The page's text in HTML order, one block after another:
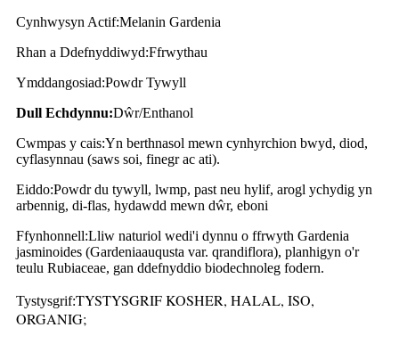
Cynhwysyn Actif:Melanin Gardenia
Rhan a Ddefnyddiwyd:Ffrwythau
Ymddangosiad:Powdr Tywyll
Dull Echdynnu:Dŵr/Enthanol
Cwmpas y cais:Yn berthnasol mewn cynhyrchion bwyd, diod,
cyflasynnau (saws soi, finegr ac ati).
Eiddo:Powdr du tywyll, lwmp, past neu hylif, arogl ychydig yn
arbennig, di-flas, hydawdd mewn dŵr, eboni
Ffynhonnell:Lliw naturiol wedi'i dynnu o ffrwyth Gardenia
jasminoides (Gardeniaauqusta var. qrandiflora), planhigyn o'r
teulu Rubiaceae, gan ddefnyddio biodechnoleg fodern.
Tystysgrif:TYSTYSGRIF KOSHER, HALAL, ISO,
ORGANIG;